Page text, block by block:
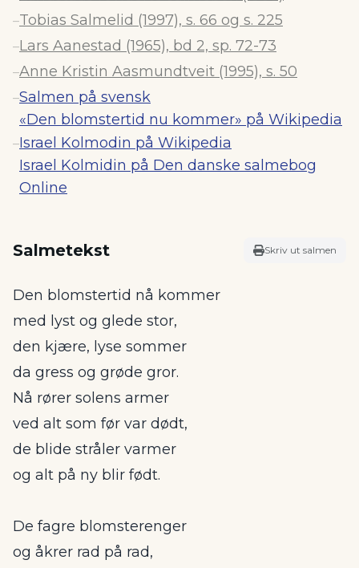
–Tobias Salmelid (1997), s. 66 og s. 225
–Lars Aanestad (1965), bd 2, sp. 72-73
–Anne Kristin Aasmundtveit (1995), s. 50
–Salmen på svensk
«Den blomstertid nu kommer» på Wikipedia
–Israel Kolmodin på Wikipedia
Israel Kolmidin på Den danske salmebog
Online
Salmetekst Skriv ut salmen
Den blomstertid nå kommer
med lyst og glede stor,
den kjære, lyse sommer
da gress og grøde gror.
Nå rører solens armer
ved alt som før var dødt,
de blide stråler varmer
og alt på ny blir født.
De fagre blomsterenger
og åkrer rad på rad,